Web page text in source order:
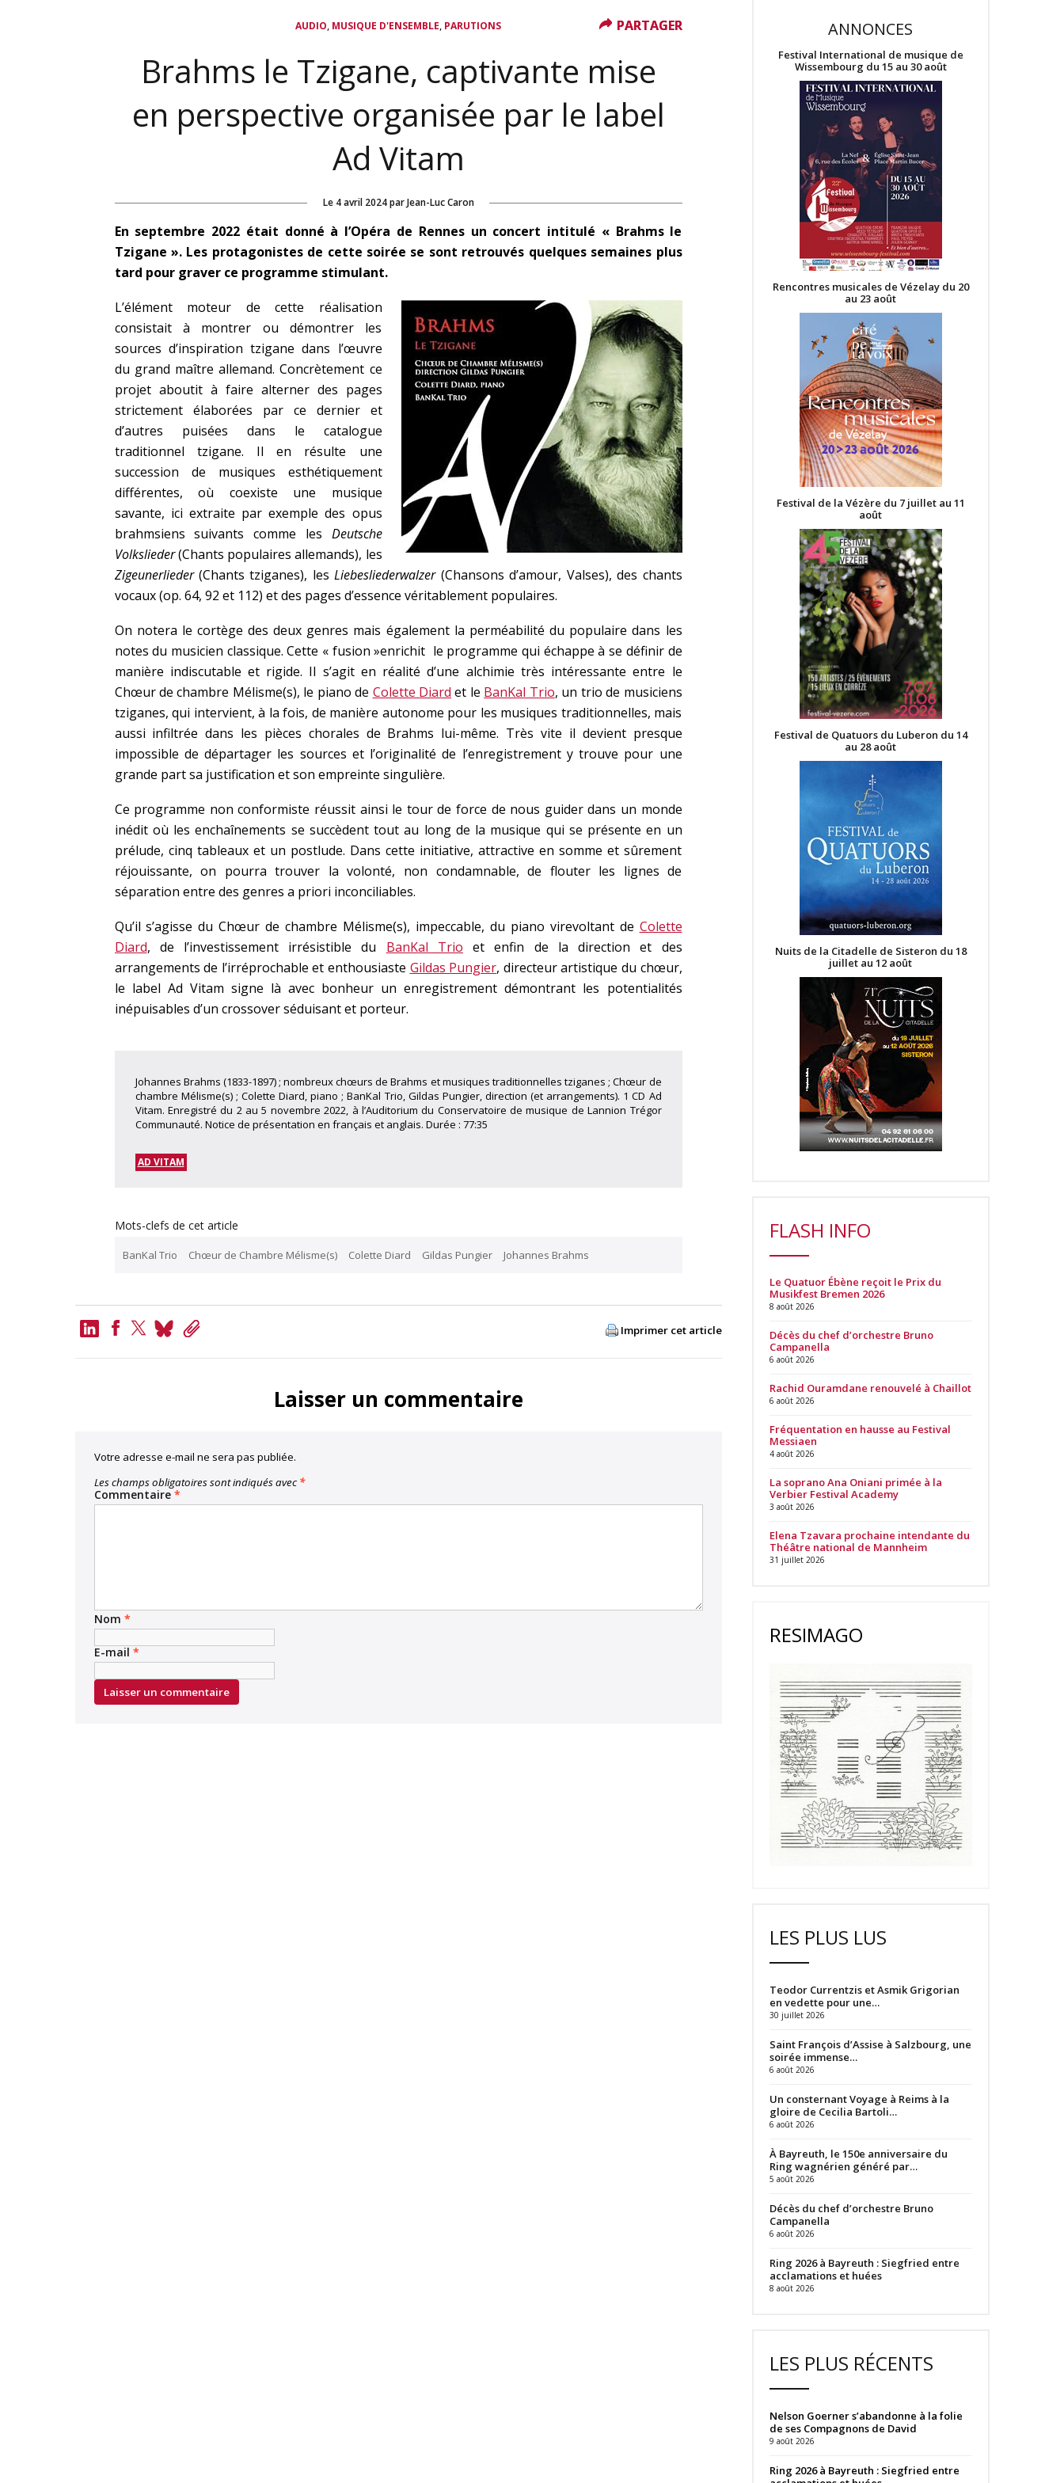
AUDIO, MUSIQUE D'ENSEMBLE, PARUTIONS
Brahms le Tzigane, captivante mise
en perspective organisée par le label
Ad Vitam
Le 4 avril 2024 par Jean-Luc Caron
En septembre 2022 était donné à l’Opéra de Rennes un concert intitulé « Brahms le
Tzigane ». Les protagonistes de cette soirée se sont retrouvés quelques semaines plus
tard pour graver ce programme stimulant.
L’élément moteur de cette réalisation
consistait à montrer ou démontrer les
sources d’inspiration tzigane dans l’œuvre
du grand maître allemand. Concrètement ce
projet aboutit à faire alterner des pages
strictement élaborées par ce dernier et
d’autres puisées dans le catalogue
traditionnel tzigane. Il en résulte une
succession de musiques esthétiquement
différentes, où coexiste une musique
savante, ici extraite par exemple des opus
brahmsiens suivants comme les Deutsche
Volkslieder(Chants populaires allemands), les
Zigeunerlieder (Chants tziganes), lesLiebesliederwalzer(Chansons d’amour, Valses), des chants
vocaux (op. 64, 92 et 112) et des pages d’essence véritablement populaires.
On notera le cortège des deux genres mais également la perméabilité du populaire dans les
notes du musicien classique. Cette « fusion »enrichit le programme qui échappe à se définir de
manière indiscutable et rigide. Il s’agit en réalité d’une alchimie très intéressante entre le
Chœur de chambre Mélisme(s), le piano de Colette Diard et le BanKal Trio, un trio de musiciens
tziganes, qui intervient, à la fois, de manière autonome pour les musiques traditionnelles, mais
aussi infiltrée dans les pièces chorales de Brahms lui-même. Très vite il devient presque
impossible de départager les sources et l’originalité de l’enregistrement y trouve pour une
grande part sa justification et son empreinte singulière.
Ce programme non conformiste réussit ainsi le tour de force de nous guider dans un monde
inédit où les enchaînements se succèdent tout au long de la musique qui se présente en un
prélude, cinq tableaux et un postlude. Dans cette initiative, attractive en somme et sûrement
réjouissante, on pourra trouver la volonté, non condamnable, de flouter les lignes de
séparation entre des genres a priori inconciliables.
Qu’il s’agisse du Chœur de chambre Mélisme(s), impeccable, du piano virevoltant de Colette
Diard, de l’investissement irrésistible du BanKal Trio et enfin de la direction et des
arrangements de l’irréprochable et enthousiaste Gildas Pungier, directeur artistique du chœur,
le label Ad Vitam signe là avec bonheur un enregistrement démontrant les potentialités
inépuisables d’un crossover séduisant et porteur.
PARTAGER
Johannes Brahms (1833-1897) ; nombreux chœurs de Brahms et musiques traditionnelles tziganes ; Chœur de
chambre Mélisme(s) ; Colette Diard, piano ; BanKal Trio, Gildas Pungier, direction (et arrangements). 1 CD Ad
Vitam. Enregistré du 2 au 5 novembre 2022, à l’Auditorium du Conservatoire de musique de Lannion Trégor
Communauté. Notice de présentation en français et anglais. Durée : 77:35
PARTAGER
AD VITAM
Mots-clefs de cet article
BanKal Trio Chœur de Chambre Mélisme(s) Colette Diard Gildas Pungier Johannes Brahms
LinkedIn
BlueskyCopy
Imprimer cet article
Laisser un commentaire
Votre adresse e-mail ne sera pas publiée.
Les champs obligatoires sont indiqués avec *
Commentaire *
Nom *
E-mail *
ANNONCES
Festival International de musique de
Wissembourg du 15 au 30 août
Rencontres musicales de Vézelay du 20
au 23 août
Festival de la Vézère du 7 juillet au 11
août
Festival de Quatuors du Luberon du 14
au 28 août
Nuits de la Citadelle de Sisteron du 18
juillet au 12 août
FLASH INFO
Le Quatuor Ébène reçoit le Prix du
Musikfest Bremen 2026
8 août 2026
Décès du chef d’orchestre Bruno
Campanella
6 août 2026
Rachid Ouramdane renouvelé à Chaillot
6 août 2026
Fréquentation en hausse au Festival
Messiaen
4 août 2026
La soprano Ana Oniani primée à la
Verbier Festival Academy
3 août 2026
Elena Tzavara prochaine intendante du
Théâtre national de Mannheim
31 juillet 2026
RESIMAGO
LES PLUS LUS
Teodor Currentzis et Asmik Grigorian
en vedette pour une…
30 juillet 2026
Saint François d’Assise à Salzbourg, une
soirée immense…
6 août 2026
Un consternant Voyage à Reims à la
gloire de Cecilia Bartoli…
6 août 2026
À Bayreuth, le 150e anniversaire du
Ring wagnérien généré par…
5 août 2026
Décès du chef d’orchestre Bruno
Campanella
6 août 2026
Ring 2026 à Bayreuth : Siegfried entre
acclamations et huées
8 août 2026
LES PLUS RÉCENTS
Nelson Goerner s’abandonne à la folie
de ses Compagnons de David
9 août 2026
Ring 2026 à Bayreuth : Siegfried entre